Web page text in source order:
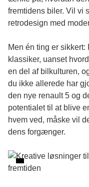
fremtidens biler. Vil vi
retrodesign med
Men én ting er
klassiker, uanset
en del af bilkulturen,
du ikke allerede har
den nye renault 5 og
potentialet til at blive
hvem ved, måske vil
dens forgænger.